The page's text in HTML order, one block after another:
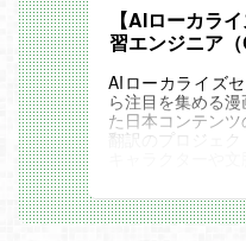
【AIローカラ
習エンジニア（
AIローカライズ
ら注目を集める
た日本コンテンツ
翻訳のプロジェク
を担保するため
（レタラー...